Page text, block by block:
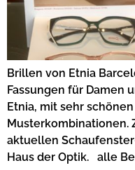
Brillen von Etnia
Fassungen für Damen
Etnia, mit sehr
Musterkombinationen.
aktuellen
Haus der Optik. alle